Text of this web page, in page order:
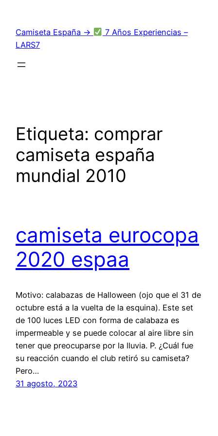
contenido
Camiseta España →
7 Años Experiencias –
LARS7
Etiqueta: comprar
camiseta españa
mundial 2010
camiseta eurocopa
2020 espaa
Motivo: calabazas de Halloween (ojo que el 31 de
octubre está a la vuelta de la esquina). Este set
de 100 luces LED con forma de calabaza es
impermeable y se puede colocar al aire libre sin
tener que preocuparse por la lluvia. P. ¿Cuál fue
su reacción cuando el club retiró su camiseta?
Pero…
31 agosto, 2023